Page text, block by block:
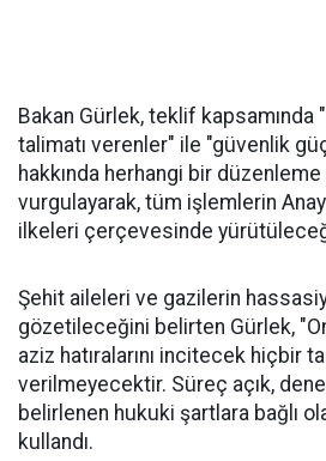
Bakan Gürlek, teklif kapsamında
talimatı verenler" ile "güvenlik
hakkında herhangi bir düzenleme
vurgulayarak, tüm işlemlerin
ilkeleri çerçevesinde
Şehit aileleri ve gazilerin
gözetileceğini belirten Gürlek,
aziz hatıralarını incitecek hiçbir
verilmeyecektir. Süreç açık,
belirlenen hukuki şartlara bağlı
kullandı.